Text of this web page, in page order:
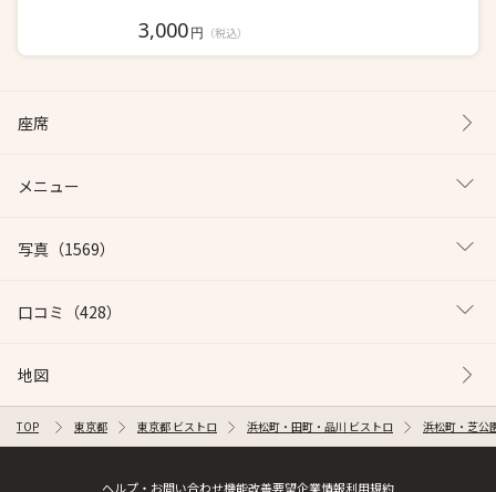
3,000円 （税込）
座席
メニュー
写真 （1569）
口コミ （428）
地図
TOP 東京都 東京都 ビストロ 浜松町・田町・品川 ビストロ 浜松町・芝公
ヘルプ・お問い合わせ機能改善要望企業情報利用規約